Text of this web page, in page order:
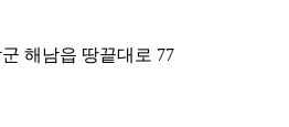
해남읍 땅끝대로 77